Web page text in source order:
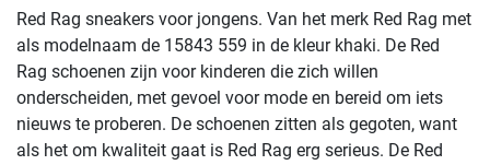
Red Rag sneakers voor jongens. Van het merk Red Rag met
als modelnaam de 15843 559 in de kleur khaki. De Red
Rag schoenen zijn voor kinderen die zich willen
onderscheiden, met gevoel voor mode en bereid om iets
nieuws te proberen. De schoenen zitten als gegoten, want
als het om kwaliteit gaat is Red Rag erg serieus. De Red